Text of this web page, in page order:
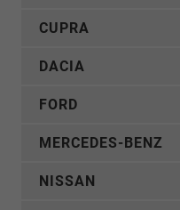
CUPRA
DACIA
FORD
MERCEDES-BENZ
NISSAN